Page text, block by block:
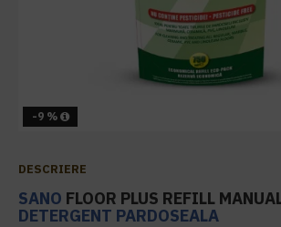
-9 %
DESCRIERE
SANO FLOOR PLUS REFILL
DETERGENT PARDOSEALA